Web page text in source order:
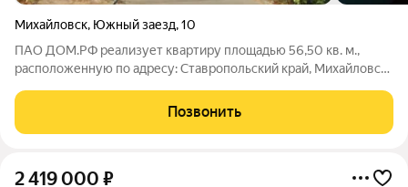
Михайловск, Южный заезд,10
ПАО ДОМ.РФ реализует квартиру площадью 56,50 кв. м.,
расположенную по адресу: Ставропольский край, Михайловск
собственник (юридическое лицо). Кадастровый номер объекта
недвижимости: 26:11:020152:729
Позвонить
2 419 000 ₽